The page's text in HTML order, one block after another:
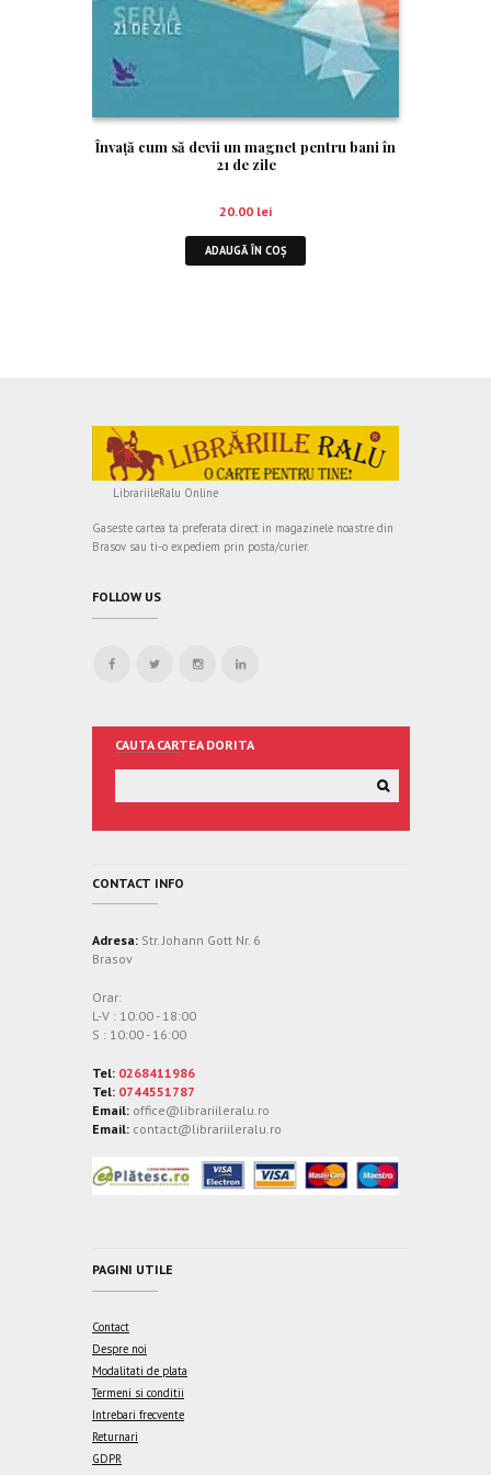
Învaţă cum să devii un magnet pentru bani în
21 de zile
20.00 lei
ADAUGĂ ÎN COȘ
LibrariileRalu Online
Gaseste cartea ta preferata direct in magazinele noastre din
Brasov sau ti-o expediem prin posta/curier.
FOLLOW US
CAUTA CARTEA DORITA
CONTACT INFO
Adresa: Str. Johann Gott Nr. 6
Brasov
Orar:
L-V : 10:00 - 18:00
S : 10:00 - 16:00
Tel: 0268411986
Tel: 0744551787
Email: office@librariileralu.ro
Email: contact@librariileralu.ro
PAGINI UTILE
Contact
Despre noi
Modalitati de plata
Termeni si conditii
Intrebari frecvente
Returnari
GDPR